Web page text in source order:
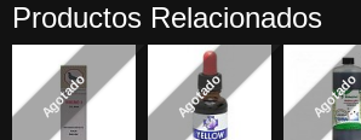
Productos Relacionados
Agotado Agotado Agotado